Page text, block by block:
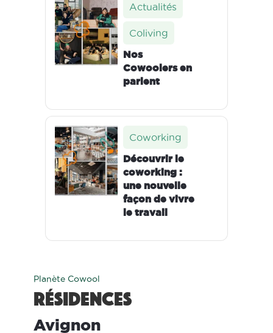
Actualités
Coliving
Nos
Cowoolers en
parlent
Coworking
Découvrir le
coworking :
une nouvelle
façon de vivre
le travail
Planète Cowool
Résidences
Avignon